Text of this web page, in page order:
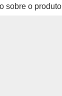
sobre o produto